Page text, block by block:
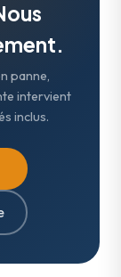
panne,
intervient
inclus.